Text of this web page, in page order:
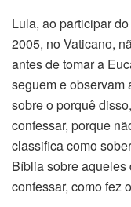
Lula, ao participar
2005, no Vaticano,
antes de tomar a
seguem e observam
sobre o porquê
confessar, porque
classifica como
Bíblia sobre aqueles
confessar, como fez